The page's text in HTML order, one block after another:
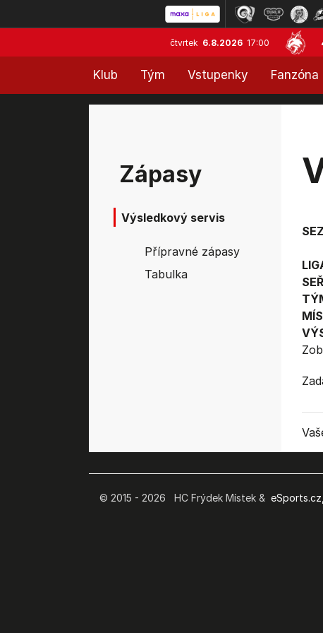
čtvrtek 6.8.2026 17:00
Klub Tým Vstupenky Fanzóna
Zápasy
Výsledkový servis
Přípravné zápasy
Tabulka
© 2015 - 2026 HC Frýdek Místek &